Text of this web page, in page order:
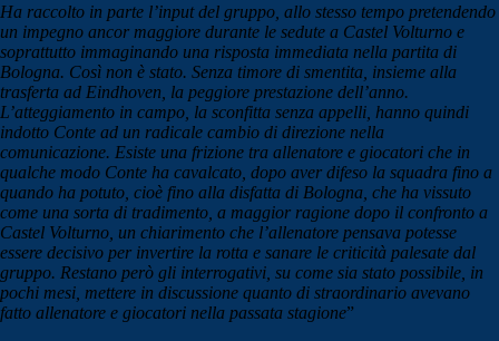
Ha raccolto in parte l’input del gruppo, allo stesso tempo pretendendo
un impegno ancor maggiore durante le sedute a Castel Volturno e
soprattutto immaginando una risposta immediata nella partita di
Bologna. Così non è stato. Senza timore di smentita, insieme alla
trasferta ad Eindhoven, la peggiore prestazione dell’anno.
L’atteggiamento in campo, la sconfitta senza appelli, hanno quindi
indotto Conte ad un radicale cambio di direzione nella
comunicazione. Esiste una frizione tra allenatore e giocatori che in
qualche modo Conte ha cavalcato, dopo aver difeso la squadra fino a
quando ha potuto, cioè fino alla disfatta di Bologna, che ha vissuto
come una sorta di tradimento, a maggior ragione dopo il confronto a
Castel Volturno, un chiarimento che l’allenatore pensava potesse
essere decisivo per invertire la rotta e sanare le criticità palesate dal
gruppo. Restano però gli interrogativi, su come sia stato possibile, in
pochi mesi, mettere in discussione quanto di straordinario avevano
fatto allenatore e giocatori nella passata stagione”